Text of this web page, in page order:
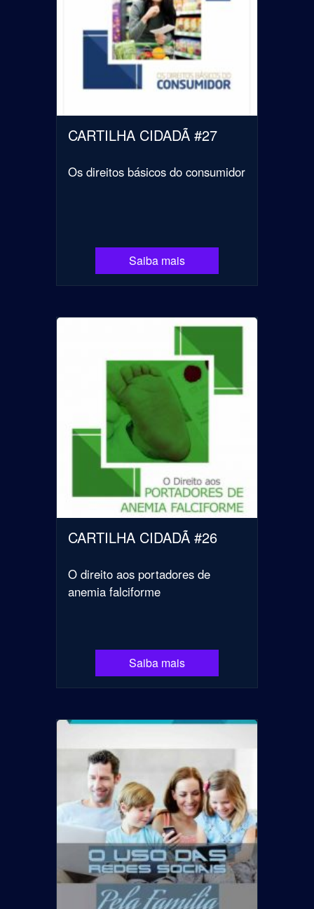
CARTILHA CIDADÃ #27
Os direitos básicos do consumidor
Saiba mais
CARTILHA CIDADÃ #26
O direito aos portadores de
anemia falciforme
Saiba mais